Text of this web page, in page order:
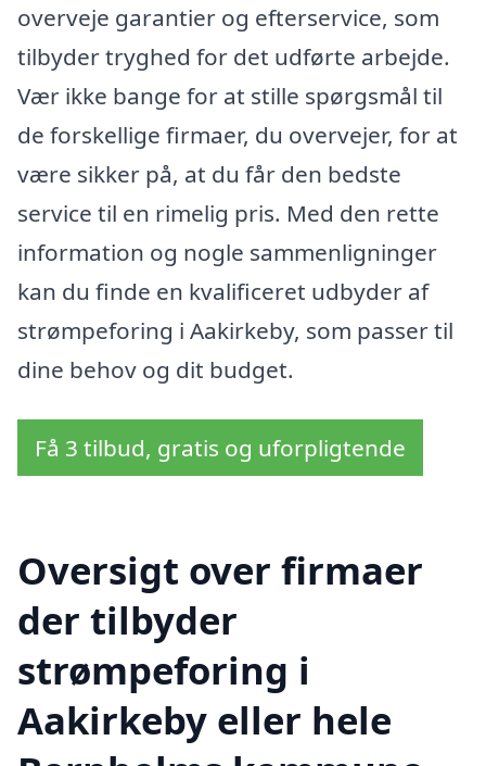
overveje garantier og efterservice, som
tilbyder tryghed for det udførte arbejde.
Vær ikke bange for at stille spørgsmål til
de forskellige firmaer, du overvejer, for at
være sikker på, at du får den bedste
service til en rimelig pris. Med den rette
information og nogle sammenligninger
kan du finde en kvalificeret udbyder af
strømpeforing i Aakirkeby, som passer til
dine behov og dit budget.
Få 3 tilbud, gratis og uforpligtende
Oversigt over firmaer
der tilbyder
strømpeforing i
Aakirkeby eller hele